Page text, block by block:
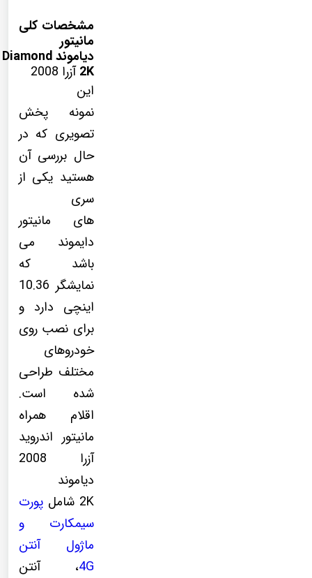
مشخصات کلی
مانیتور
دیاموند Diamond
2K آزرا 2008
این
نمونه پخش
تصویری که در
حال بررسی آن
هستید یکی از
سری
های مانیتور
دایموند می
باشد که
نمایشگر 10.36
اینچی دارد و
برای نصب روی
خودروهای
مختلف طراحی
شده است.
اقلام همراه
مانیتور اندروید
آزرا 2008
دیاموند
2K شامل
پورت
سیمکارت و
ماژول آنتن
4G، آنتن